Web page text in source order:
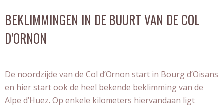
BEKLIMMINGEN IN DE BUURT VAN DE COL
D’ORNON
De noordzijde van de Col d’Ornon start in Bourg d’Oisans
en hier start ook de heel bekende beklimming van de
Alpe d’Huez. Op enkele kilometers hiervandaan ligt